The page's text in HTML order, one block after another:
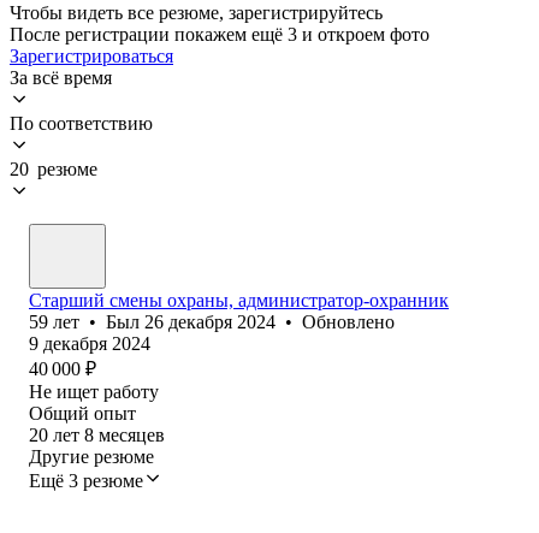
Чтобы видеть все резюме, зарегистрируйтесь
После регистрации покажем ещё 3 и откроем фото
Зарегистрироваться
За всё время
По соответствию
20 резюме
Старший смены охраны, администратор-охранник
59 лет • Был 26 декабря 2024 • Обновлено
9 декабря 2024
40 000 ₽
Не ищет работу
Общий опыт
20 лет 8 месяцев
Другие резюме
Ещё 3 резюме